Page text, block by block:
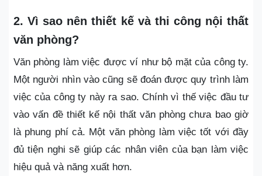
2. Vì sao nên thiết kế và thi công nội thất
văn phòng?
Văn phòng làm việc được ví như bộ mặt của công ty.
Một người nhìn vào cũng sẽ đoán được quy trình làm
việc của công ty này ra sao. Chính vì thế việc đầu tư
vào vấn đề thiết kế nội thất văn phòng chưa bao giờ
là phung phí cả. Một văn phòng làm việc tốt với đầy
đủ tiện nghi sẽ giúp các nhân viên của bạn làm việc
hiệu quả và năng xuất hơn.